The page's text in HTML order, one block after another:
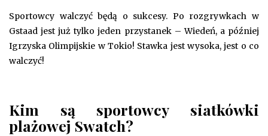
Sportowcy walczyć będą o sukcesy. Po rozgrywkach w
Gstaad jest już tylko jeden przystanek – Wiedeń, a później
Igrzyska Olimpijskie w Tokio! Stawka jest wysoka, jest o co
walczyć!
Kim są sportowcy siatkówki
plażowej Swatch?